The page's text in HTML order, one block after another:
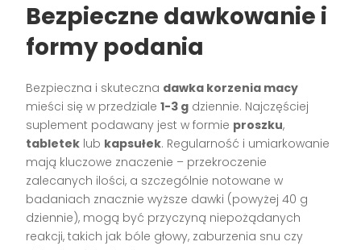
Bezpieczne dawkowanie i
formy podania
Bezpieczna i skuteczna dawka korzenia macy
mieści się w przedziale1-3 g dziennie. Najczęściej
suplement podawany jest w formie proszku,
tabletek lub kapsułek. Regularność i umiarkowanie
mają kluczowe znaczenie – przekroczenie
zalecanych ilości, a szczególnie notowane w
badaniach znacznie wyższe dawki (powyżej 40 g
dziennie), mogą być przyczyną niepożądanych
reakcji, takich jak bóle głowy, zaburzenia snu czy